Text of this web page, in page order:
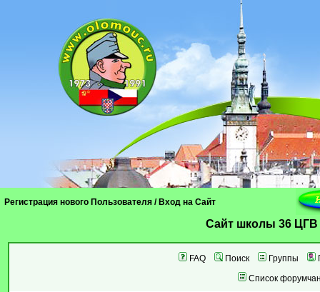
Регистрация нового Пользователя / Вход на Сайт
Cайт школы 36
FAQ Поиск Группы
Список